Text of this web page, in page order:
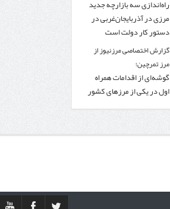
راه‌اندازی سه بازارچه جدید
مرزی در آذربایجان‌غربی در
دستور کار دولت است
گزارش اختصاصی مرزنیوز از
مرز تمرچین؛
گوشه‌ای از اقدامات همراه
اول در یکی از مرزهای کشور